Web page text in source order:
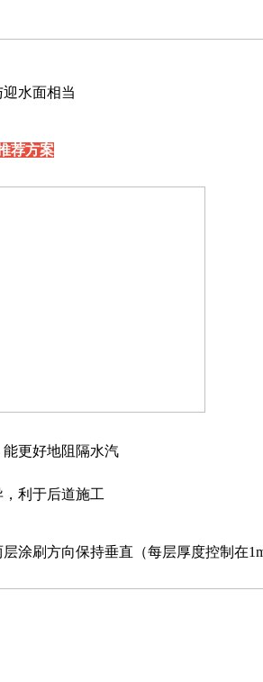
水面相当
荐方案
更好地阻隔水汽
，利于后道施工
刷方向保持垂直（每层厚度控制在